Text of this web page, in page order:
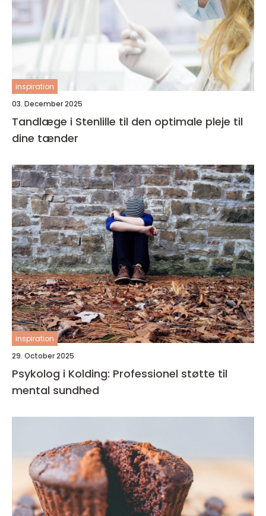
inspiration
03. December 2025
Tandlæge i Stenlille til den optimale pleje til
dine tænder
inspiration
29. October 2025
Psykolog i Kolding: Professionel støtte til
mental sundhed